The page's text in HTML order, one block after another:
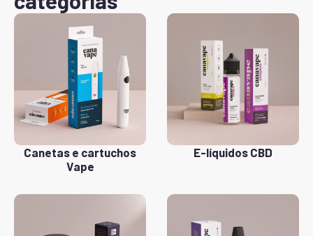
Canetas e cartuchos
Vape
E-líquidos CBD